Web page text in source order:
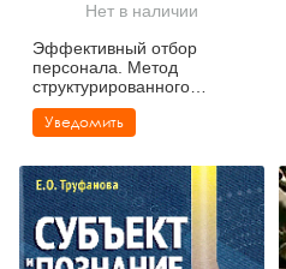
Нет в наличии
Эффективный отбор
персонала. Метод
структурированного
интервью
Уведомить